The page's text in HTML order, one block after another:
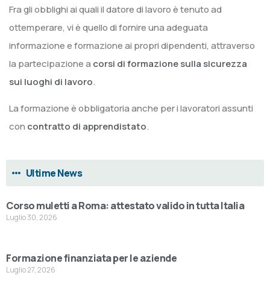
Fra gli obblighi ai quali il datore di lavoro è tenuto ad
ottemperare, vi è quello di fornire una adeguata
informazione e formazione ai propri dipendenti, attraverso
la partecipazione a corsi di formazione sulla sicurezza
sui luoghi di lavoro.
La formazione è obbligatoria anche per i lavoratori assunti
con contratto di apprendistato.
Ultime News
Corso muletti a Roma: attestato valido in tutta Italia
Luglio 30, 2026
Formazione finanziata per le aziende
Luglio 27, 2026